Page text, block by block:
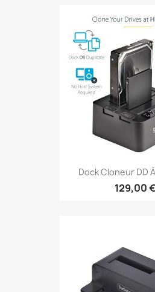
Dock Cloneur DD
129,00 €